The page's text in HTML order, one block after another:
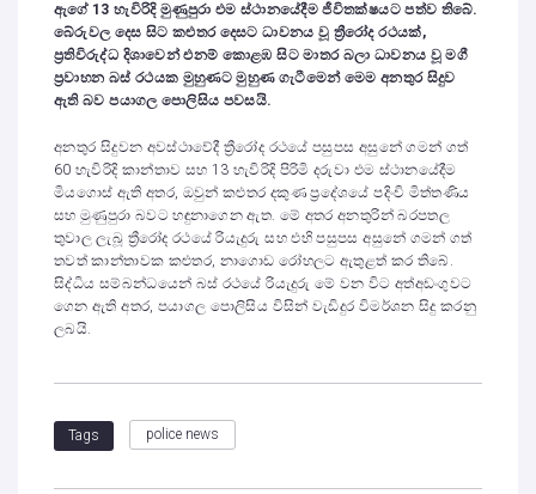
ඇගේ 13 හැවිරිදි මුණුපුරා එම ස්ථානයේදීම ජීවිතක්ෂයට පත්ව තිබේ.
බේරුවල දෙස සිට කළුතර දෙසට ධාවනය වූ ත්‍රීරෝද රථයක්,
ප්‍රතිවිරුද්ධ දිශාවෙන් එනම් කොළඹ සිට මාතර බලා ධාවනය වූ මගී
ප්‍රවාහන බස් රථයක මුහුණට මුහුණ ගැටීමෙන් මෙම අනතුර සිදුව
ඇති බව පයාගල පොලිසිය පවසයි.
අනතුර සිදුවන අවස්ථාවේදී ත්‍රීරෝද රථයේ පසුපස අසුනේ ගමන් ගත්
60 හැවිරිදි කාන්තාව සහ 13 හැවිරිදි පිරිමි දරුවා එම ස්ථානයේදීම
මියගොස් ඇති අතර, ඔවුන් කළුතර දකුණ ප්‍රදේශයේ පදිංචි මිත්තණිය
සහ මුණුපුරා බවට හඳුනාගෙන ඇත. මේ අතර අනතුරින් බරපතල
තුවාල ලැබූ ත්‍රීරෝද රථයේ රියැදුරු සහ එහි පසුපස අසුනේ ගමන් ගත්
තවත් කාන්තාවක කළුතර, නාගොඩ රෝහලට ඇතුළත් කර තිබේ.
සිද්ධිය සම්බන්ධයෙන් බස් රථයේ රියැදුරු මේ වන විට අත්අඩංගුවට
ගෙන ඇති අතර, පයාගල පොලිසිය විසින් වැඩිදුර විමර්ශන සිදු කරනු
ලබයි.
Tags police news